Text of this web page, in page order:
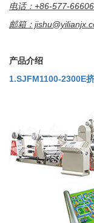
电话：+86-577-
邮箱：
产品介绍
1.SJFM1100-2300E